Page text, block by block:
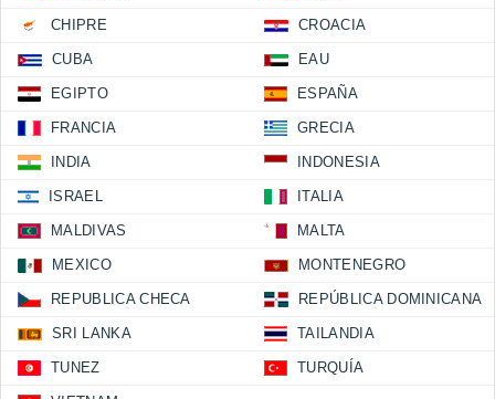
CHIPRE CROACIA
CUBA EAU
EGIPTO ESPAÑA
FRANCIA GRECIA
INDIA INDONESIA
ISRAEL ITALIA
MALDIVAS MALTA
MEXICO MONTENEGRO
REPUBLICA CHECA REPÚBLICA DOMINICANA
SRI LANKA TAILANDIA
TUNEZ TURQUÍA